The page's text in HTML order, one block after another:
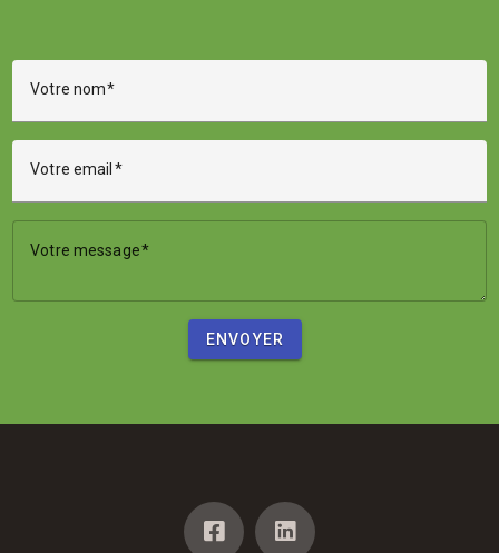
Votre nom
Votre email
Votre message
ENVOYER